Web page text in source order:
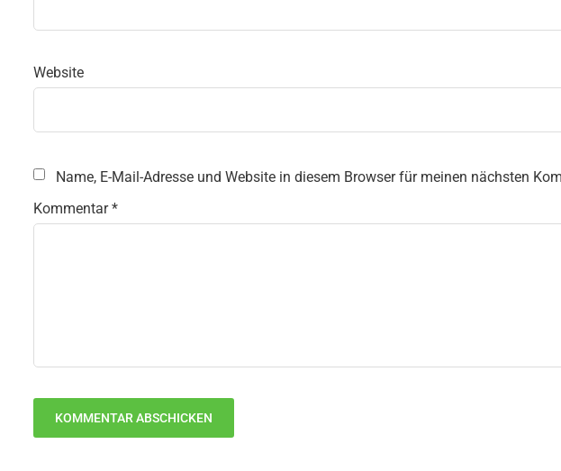
Website
Name, E-Mail-Adresse und Website in diesem Browser für meinen nächsten
Kommentar*